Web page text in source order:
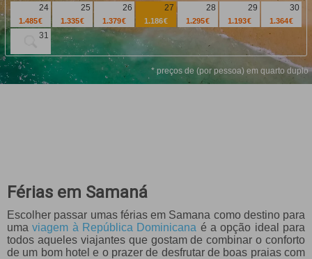
EXCURSÕES
CIRCUITOS
24
1.485 €
25
1.335 €
26
1.379 €
27
1.186 €
28
1.295 €
29
1.193 €
30
1.364 €
31
* preços de (por pessoa) em quarto duplo
Férias em Samaná
Escolher passar umas férias em Samana como destino para
umaviagem à República Dominicana é a opção ideal para
todos aqueles viajantes que gostam de combinar o conforto
de um bom hotel e o prazer de desfrutar de boas praias com